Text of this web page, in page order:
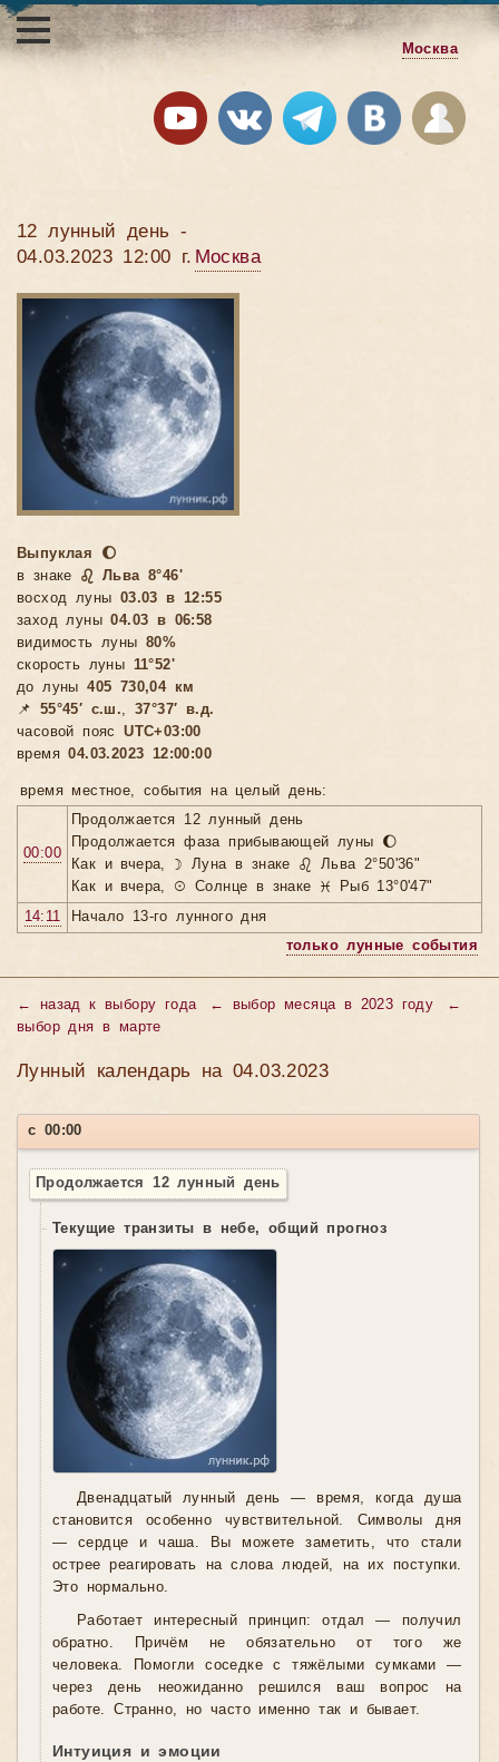
Москва
12 лунный день -
04.03.2023 12:00 г. Москва
Выпуклая 🌔
в знаке ♌ Льва 8°46'
восход луны 03.03 в 12:55
заход луны04.03 в 06:58
видимость луны 80%
скорость луны 11°52'
до луны405 730,04 км
📌 55°45′ с.ш.,37°37′ в.д.
часовой поясUTC+03:00
время04.03.2023 12:00:00
время местное, cобытия на целый день:
00:00
Продолжается 12 лунный день
Продолжается фаза прибывающей луны 🌔
Как и вчера, ☽ Луна в знаке ♌ Льва 2°50'36"
Как и вчера, ☉ Солнце в знаке ♓ Рыб 13°0'47"
14:11
Начало 13-го лунного дня
только лунные события
← назад к выбору года ← выбор месяца в 2023 году
←
выбор дня в марте
Лунный календарь на 04.03.2023
с 00:00
Продолжается 12 лунный день
Текущие транзиты в небе, общий прогноз
Двенадцатый лунный день — время, когда душа
становится особенно чувствительной. Символы дня
— сердце и чаша. Вы можете заметить, что стали
острее реагировать на слова людей, на их поступки.
Это нормально.
Работает интересный принцип: отдал — получил
обратно. Причём не обязательно от того же
человека. Помогли соседке с тяжёлыми сумками —
через день неожиданно решился ваш вопрос на
работе. Странно, но часто именно так и бывает.
Интуиция и эмоции